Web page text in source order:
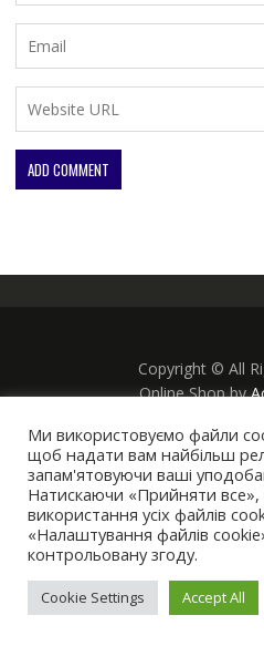
Copyright © All
Online Shop by
Ми використовуємо файли
щоб надати вам найбільш
запам'ятовуючи ваші
Натискаючи «Прийняти все»,
використання усіх файлів
«Налаштування файлів
контрольовану згоду.
Cookie Settings Accept All